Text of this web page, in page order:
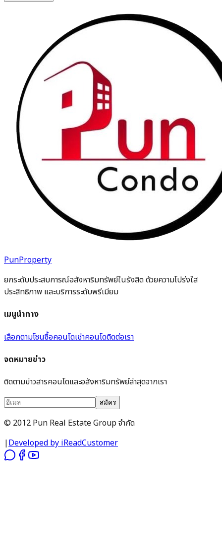
PunProperty
ยกระดับประสบการณ์อสังหาริมทรัพย์ในรังสิต ด้วยความโปร่งใส
ประสิทธิภาพ และบริการระดับพรีเมียม
เมนูนำทาง
เลือกตามโซนซื้อคอนโดเช่าคอนโดติดต่อเรา
จดหมายข่าว
ติดตามข่าวสารคอนโดและอสังหาริมทรัพย์ล่าสุดจากเรา
สมัคร
© 2012 Pun Real Estate Group จำกัด
|Developed by iReadCustomer